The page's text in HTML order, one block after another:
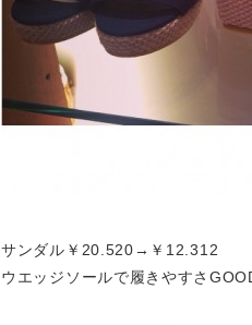
サンダル￥20.520→￥12.312
ウエッジソールで履きやすさ